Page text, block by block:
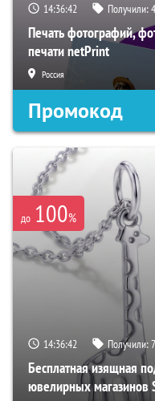
14:36:41 Получили:4
Печать фотографий,
печати netPrint
Россия
Промокод
до 100%
14:36:41 Получили:
Бесплатная изящная
ювелирных магазинов